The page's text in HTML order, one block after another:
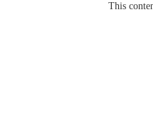
This